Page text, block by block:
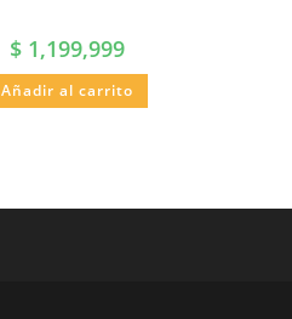
$1,199,999
Añadir al carrito